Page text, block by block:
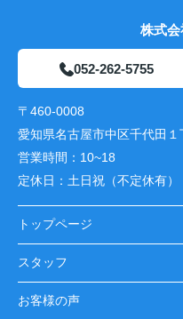
株式会
052-262-5755
〒460-0008
愛知県名古屋市中区千代田１
営業時間： 10~18
定休日： 土日祝（不定休有）
トップページ
スタッフ
お客様の声